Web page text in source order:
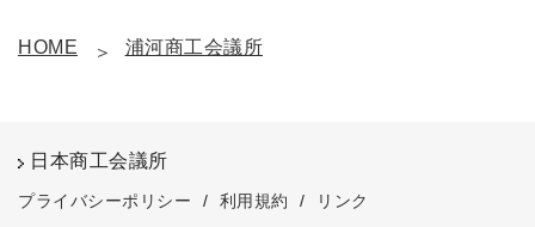
HOME 浦河商工会議所
日本商工会議所
プライバシーポリシー / 利用規約 / リンク